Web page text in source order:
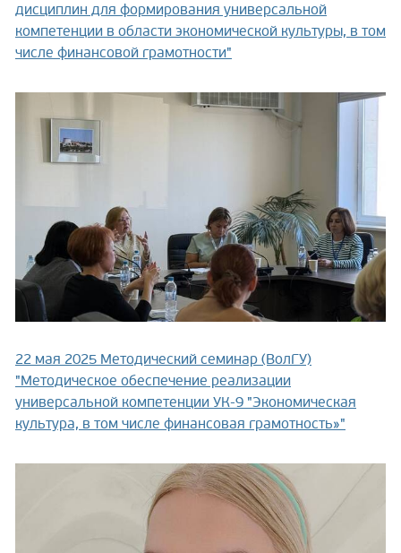
дисциплин для формирования универсальной
компетенции в области экономической культуры, в том
числе финансовой грамотности"
22 мая 2025 Методический семинар (ВолГУ)
"Методическое обеспечение реализации
универсальной компетенции УК-9 "Экономическая
культура, в том числе финансовая грамотность»"